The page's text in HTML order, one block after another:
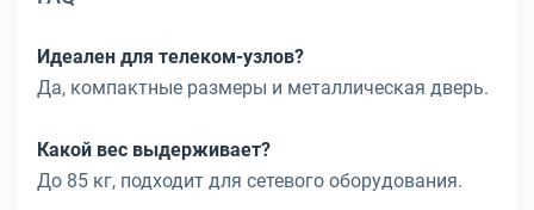
Идеален для телеком-узлов?
Да, компактные размеры и металлическая дверь.
Какой вес выдерживает?
До 85 кг, подходит для сетевого оборудования.